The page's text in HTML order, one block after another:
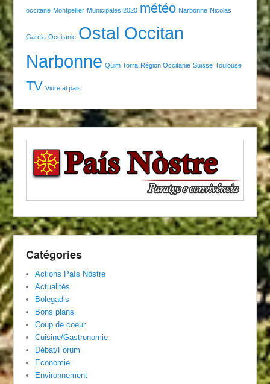
occitane Montpellier Municipales 2020 météo Narbonne Nicolas
Garcia Occitanie Ostal Occitan
Narbonne Quim Torra Région Occitanie Suisse Toulouse
TV Viure al pais
Catégories
Actions País Nòstre
Actualités
Bolegadis
Bons plans
Coup de coeur
Cuisine/Gastronomie
Débat/Forum
Economie
Environnement